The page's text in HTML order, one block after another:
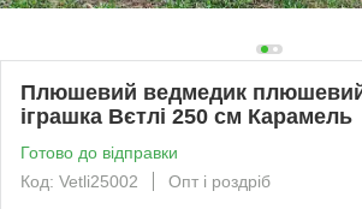
Плюшевий ведмедик
іграшка Вєтлі 250 см Карамель
Готово до відправки
Код: Vetli25002
Опт і роздріб